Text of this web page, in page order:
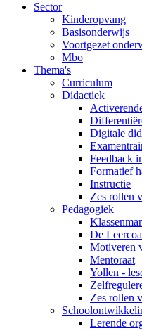
Sector
Kinderopvang
Basisonderwijs
Voortgezet
Mbo
Thema's
Curriculum
Didactiek
Digitale
Feedback
Formatief
Instructie
Zes rollen
Pedagogiek
De
Motiveren
Mentoraat
Yollen -
Zes rollen
Lerende